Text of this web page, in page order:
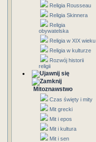
Religia Rousseau
Religia Skinnera
Religia
obywatelska
Religia w XIX wieku
Religia w kulturze
Rozwój historii
religii
Mitoznawstwo
Czas święty i mity
Mit grecki
Mit i epos
Mit i kultura
Mit i sen